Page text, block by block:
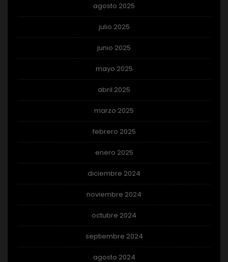
agosto 2025
julio 2025
junio 2025
mayo 2025
abril 2025
marzo 2025
febrero 2025
enero 2025
diciembre 2024
noviembre 2024
octubre 2024
septiembre 2024
agosto 2024